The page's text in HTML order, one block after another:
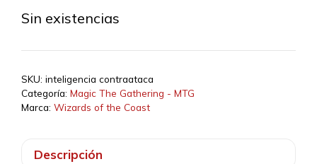
Sin existencias
SKU: inteligencia contraataca
Categoría: Magic The Gathering - MTG
Marca: Wizards of the Coast
Descripción